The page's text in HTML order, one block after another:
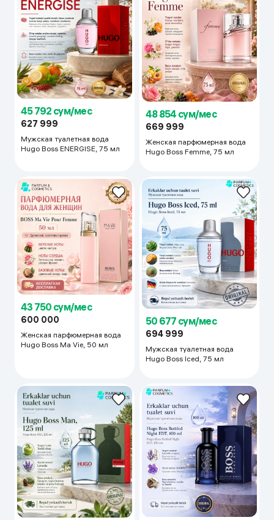
45 792 сум/мес
627 999
Мужская туалетная вода
Hugo Boss ENERGISE, 75 мл
48 854 сум/мес
669 999
Женская парфюмерная вода
Hugo Boss Femme, 75 мл
43 750 сум/мес
600 000
Женская парфюмерная вода
Hugo Boss Ma Vie, 50 мл
50 677 сум/мес
694 999
Мужская туалетная вода
Hugo Boss Iced, 75 мл